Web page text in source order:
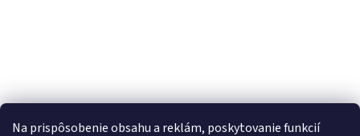
Na prispôsobenie obsahu a reklám, poskytovanie funkcií